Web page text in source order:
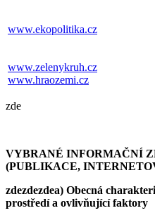
www.ekopolitika.cz
www.zelenykruh.cz
www.hraozemi.cz
zde
VYBRANÉ INFORMAČNÍ
(PUBLIKACE,
zdezdezdea) Obecná
prostředí a ovlivňující faktory